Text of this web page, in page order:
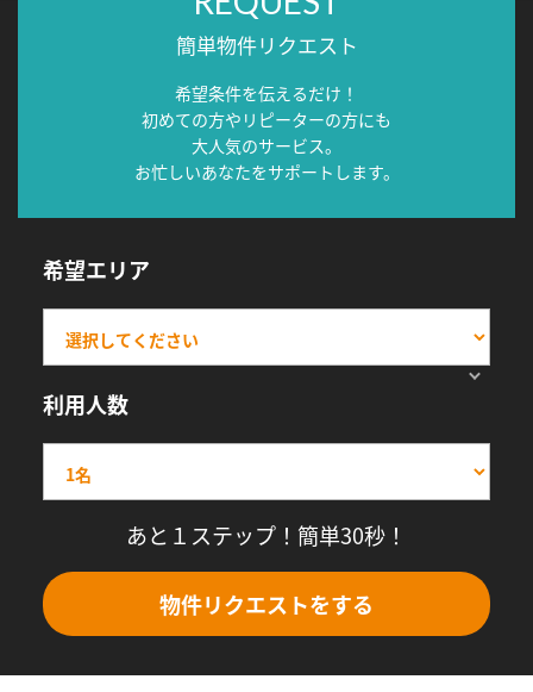
簡単物件リクエスト
希望条件を伝えるだけ！
初めての方やリピーターの方にも
大人気のサービス。
お忙しいあなたをサポートします。
希望エリア
利用人数
あと１ステップ！簡単30秒！
物件リクエストをする